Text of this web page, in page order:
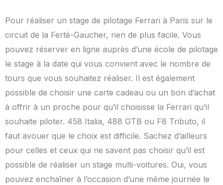
Pour réaliser un stage de pilotage Ferrari à Paris sur le
circuit de la Ferté-Gaucher, rien de plus facile. Vous
pouvez réserver en ligne auprès d’une école de pilotage
le stage à la date qui vous convient avec le nombre de
tours que vous souhaitez réaliser. Il est également
possible de choisir une carte cadeau ou un bon d’achat
à offrir à un proche pour qu’il choisisse la Ferrari qu’il
souhaite piloter. 458 Italia, 488 GTB ou F8 Tributo, il
faut avouer que le choix est difficile. Sachez d’ailleurs
pour celles et ceux qui ne savent pas choisir qu’il est
possible de réaliser un stage multi-voitures. Oui, vous
pouvez enchaîner à l’occasion d’une même journée le